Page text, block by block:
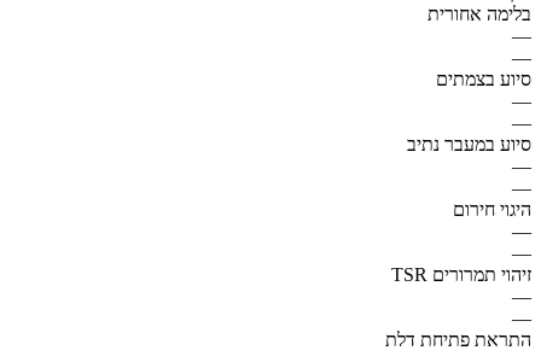
בלימה אחורית
—
—
סיוע בצמתים
—
—
סיוע במעבר נתיב
—
—
היגוי חירום
—
—
זיהוי תמרורים TSR
—
—
התראת פתיחת דלת